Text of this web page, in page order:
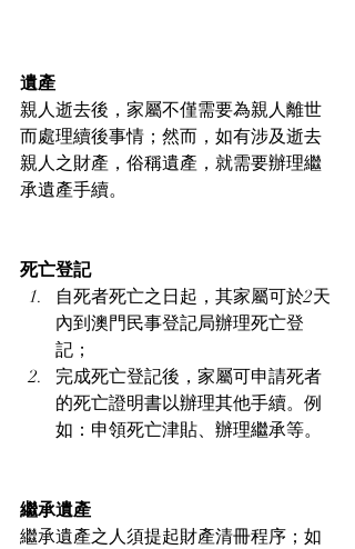
遺產
親人逝去後，家屬不僅需要為親人離世
而處理續後事情；然而，如有涉及逝去
親人之財產，俗稱遺產，就需要辦理繼
承遺產手續。
死亡登記
自死者死亡之日起，其家屬可於2天
內到澳門民事登記局辦理死亡登
記；
完成死亡登記後，家屬可申請死者
的死亡證明書以辦理其他手續。例
如：申領死亡津貼、辦理繼承等。
繼承遺產
繼承遺產之人須提起財產清冊程序；如